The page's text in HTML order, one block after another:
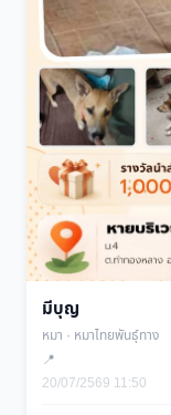
มีบุญ
หมา · หมาไทยพันธุ์ทาง
📍
20/07/2569 11:50